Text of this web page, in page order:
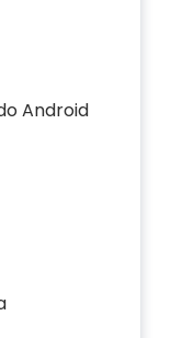
Android